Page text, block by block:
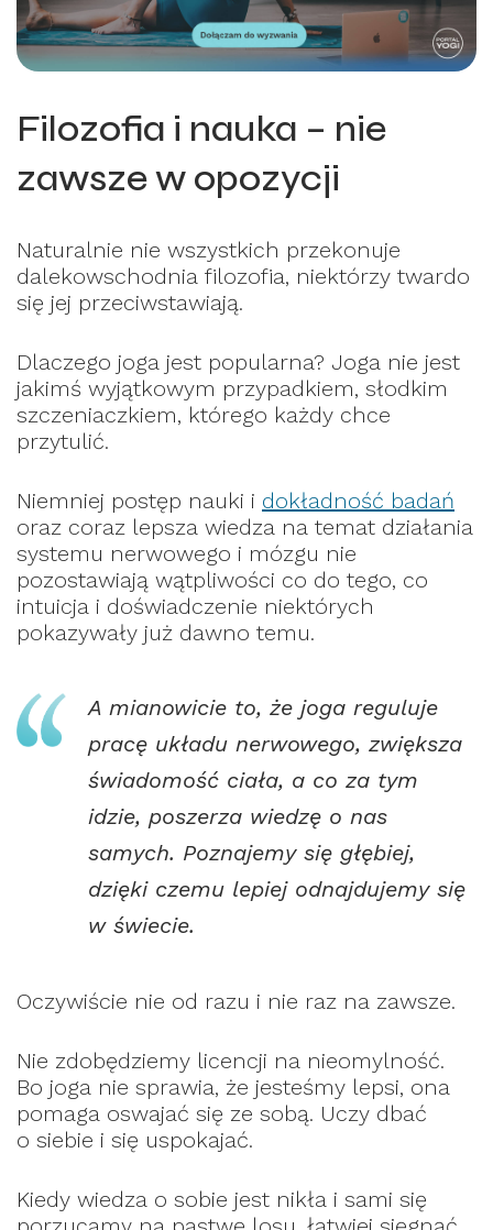
Filozofia i nauka – nie
zawsze w opozycji
Naturalnie nie wszystkich przekonuje
dalekowschodnia filozofia, niektórzy twardo
się jej przeciwstawiają.
Dlaczego joga jest popularna? Joga nie jest
jakimś wyjątkowym przypadkiem, słodkim
szczeniaczkiem, którego każdy chce
przytulić.
Niemniej postęp nauki i dokładność badań
oraz coraz lepsza wiedza na temat działania
systemu nerwowego i mózgu nie
pozostawiają wątpliwości co do tego, co
intuicja i doświadczenie niektórych
pokazywały już dawno temu.
A mianowicie to, że joga reguluje
pracę układu nerwowego, zwiększa
świadomość ciała, a co za tym
idzie, poszerza wiedzę o nas
samych. Poznajemy się głębiej,
dzięki czemu lepiej odnajdujemy się
w świecie.
Oczywiście nie od razu i nie raz na zawsze.
Nie zdobędziemy licencji na nieomylność.
Bo joga nie sprawia, że jesteśmy lepsi, ona
pomaga oswajać się ze sobą. Uczy dbać
o siebie i się uspokajać.
Kiedy wiedza o sobie jest nikła i sami się